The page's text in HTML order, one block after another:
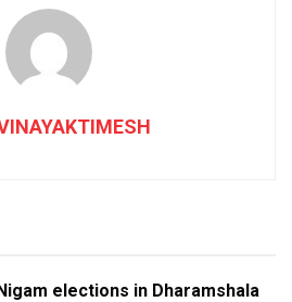
elections in Dharamshala